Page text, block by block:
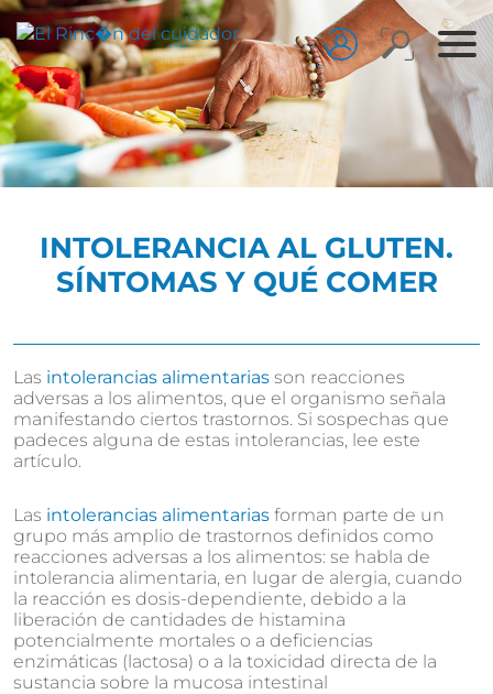
INTOLERANCIA AL GLUTEN.
SÍNTOMAS Y QUÉ COMER
Las intolerancias alimentarias son reacciones
adversas a los alimentos, que el organismo señala
manifestando ciertos trastornos. Si sospechas que
padeces alguna de estas intolerancias, lee este
artículo.
Las intolerancias alimentarias forman parte de un
grupo más amplio de trastornos definidos como
reacciones adversas a los alimentos: se habla de
intolerancia alimentaria, en lugar de alergia, cuando
la reacción es dosis-dependiente, debido a la
liberación de cantidades de histamina
potencialmente mortales o a deficiencias
enzimáticas (lactosa) o a la toxicidad directa de la
sustancia sobre la mucosa intestinal